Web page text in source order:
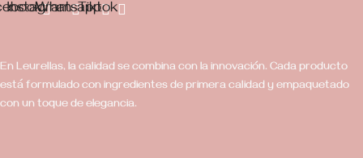
Instagram
Whatsapp
Tiktok
En Leurellas, la calidad se combina con la innovación. Cada producto
está formulado con ingredientes de primera calidad y empaquetado
con un toque de elegancia.